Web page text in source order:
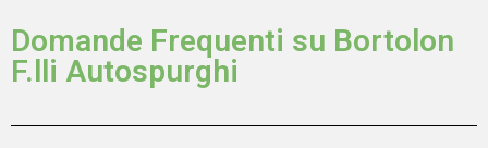
Domande Frequenti su Bortolon
F.lli Autospurghi